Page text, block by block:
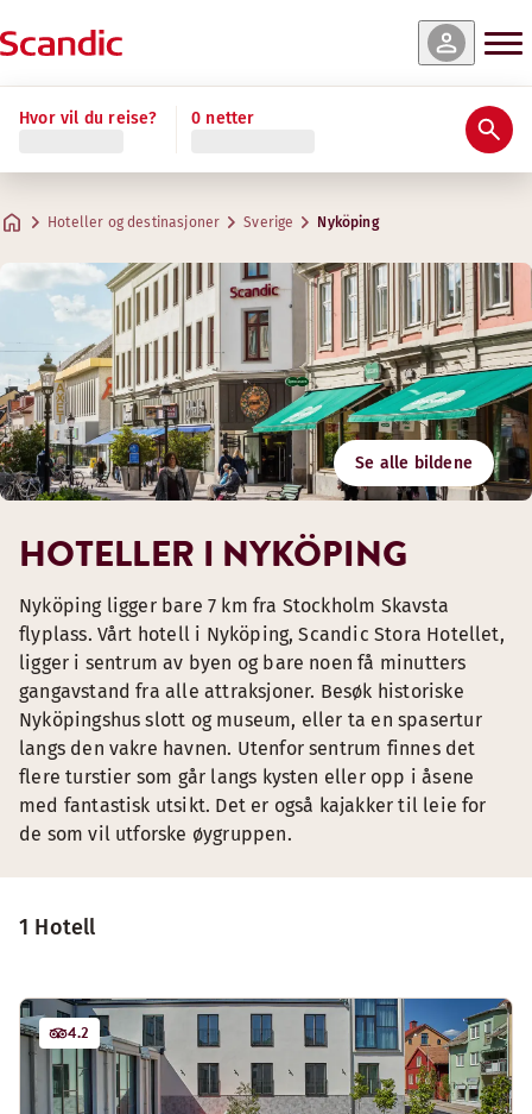
Hvor vil du reise? 0 netter
Hoteller og destinasjoner Sverige Nyköping
Se alle bildene
1 Hotell
4.2
HOTELLER I NYKÖPING
Nyköping ligger bare 7 km fra Stockholm Skavsta
flyplass. Vårt hotell i Nyköping, Scandic Stora Hotellet,
ligger i sentrum av byen og bare noen få minutters
gangavstand fra alle attraksjoner. Besøk historiske
Nyköpingshus slott og museum, eller ta en spasertur
langs den vakre havnen. Utenfor sentrum finnes det
flere turstier som går langs kysten eller opp i åsene
med fantastisk utsikt. Det er også kajakker til leie for
de som vil utforske øygruppen.